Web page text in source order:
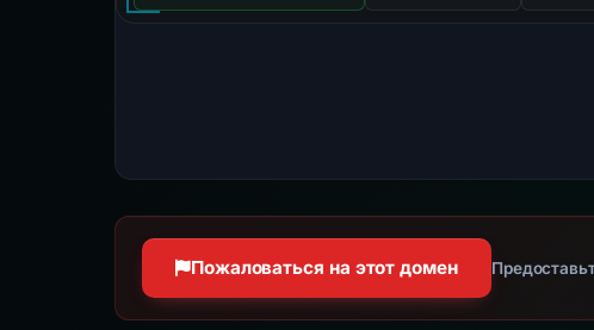
Пожаловаться на этот домен